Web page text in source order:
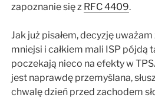
zapoznanie się z RFC 4409.
Jak już pisałem, decyzję
mniejsi i całkiem mali ISP
poczekają nieco na efekty w
jest naprawdę przemyślana,
chwalę dzień przed zachodem